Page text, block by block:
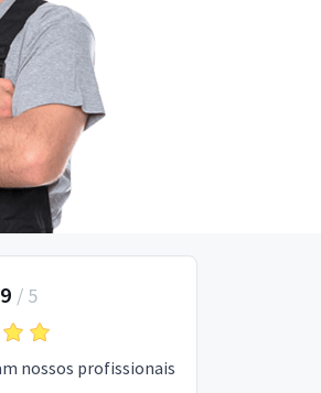
/ 5
nossos profissionais